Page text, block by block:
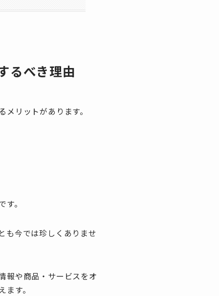
るべき理由
リットがあります。
。
も今では珍しくありませ
報や商品・サービスをオ
す。